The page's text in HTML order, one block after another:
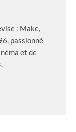
: Make,
passionné
et de